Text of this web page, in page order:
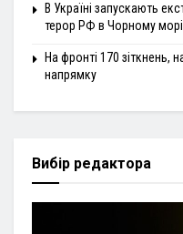
В Україні запускають
терор РФ в Чорному морі
На фронті 170 зіткнень,
напрямку
Вибір редактора